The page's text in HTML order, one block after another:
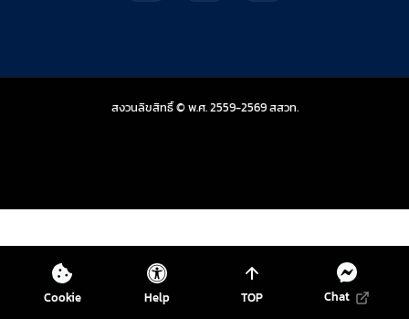
สงวนลิขสิทธิ์ © พ.ศ. 2559-2569สสวท.สถาบันส่งเสริมการสอ
Cookie Help TOP Chat